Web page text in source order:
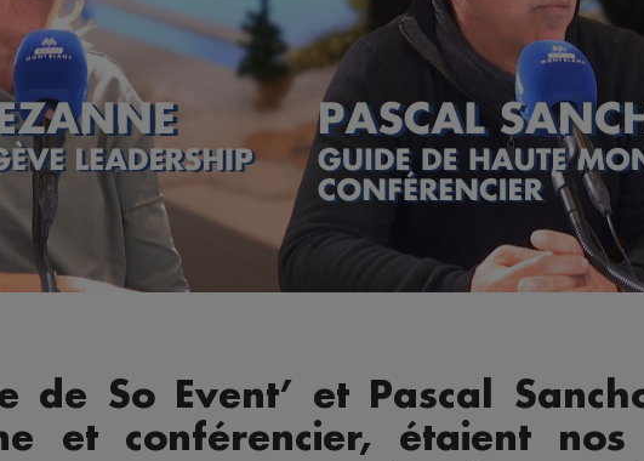
de So Event’ et Pascal
et conférencier, étaient